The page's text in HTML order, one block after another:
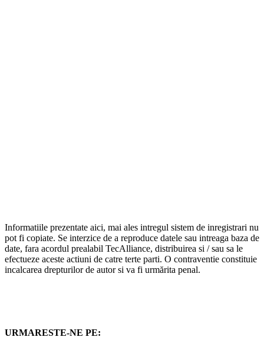
Informatiile prezentate aici, mai ales intregul sistem de inregistrari nu
pot fi copiate. Se interzice de a reproduce datele sau intreaga baza de
date, fara acordul prealabil TecAlliance, distribuirea si / sau sa le
efectueze aceste actiuni de catre terte parti. O contraventie constituie
incalcarea drepturilor de autor si va fi urmărita penal.
URMARESTE-NE PE: